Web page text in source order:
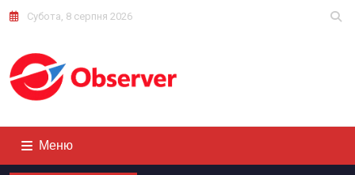
Субота, 8 серпня 2026
Меню